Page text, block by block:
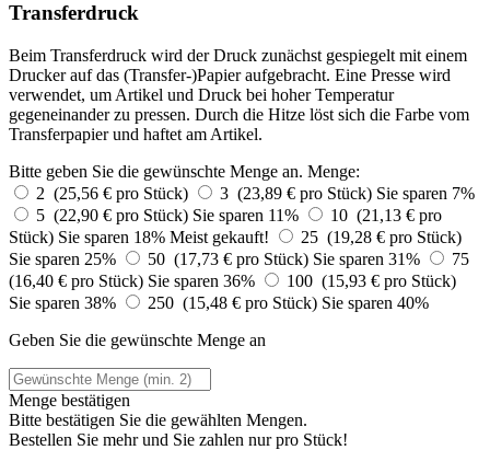
Transferdruck
Beim Transferdruck wird der Druck zunächst gespiegelt mit einem
Drucker auf das (Transfer-)Papier aufgebracht. Eine Presse wird
verwendet, um Artikel und Druck bei hoher Temperatur
gegeneinander zu pressen. Durch die Hitze löst sich die Farbe vom
Transferpapier und haftet am Artikel.
Bitte geben Sie die gewünschte Menge an. Menge:
2 (25,56 € pro Stück)
3 (23,89 € pro Stück) Sie sparen 7%
5 (22,90 € pro Stück) Sie sparen 11%
10 (21,13 € pro
Stück) Sie sparen 18% Meist gekauft!
25 (19,28 € pro Stück)
Sie sparen 25%
50 (17,73 € pro Stück) Sie sparen 31%
75
(16,40 € pro Stück) Sie sparen 36%
100 (15,93 € pro Stück)
Sie sparen 38%
250 (15,48 € pro Stück) Sie sparen 40%
Geben Sie die gewünschte Menge an
Menge bestätigen
Bitte bestätigen Sie die gewählten Mengen.
Bestellen Sie mehr und Sie zahlen nurpro Stück!